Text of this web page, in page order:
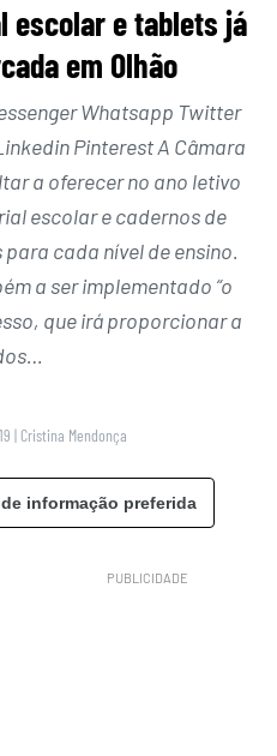
escolar e tablets já
em Olhão
Whatsapp Twitter
Pinterest A Câmara
a oferecer no ano letivo
escolar e cadernos de
cada nível de ensino.
a ser implementado “o
que irá proporcionar a
| Cristina Mendonça
informação preferida